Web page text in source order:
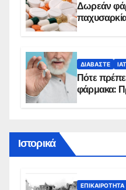
Δωρεάν
ΔΙΑΒΆΣΤΕ
Πότε
φάρμακα:
Ιστορικά
ΕΠΙΚΑΙΡΌΤΗΤΑ